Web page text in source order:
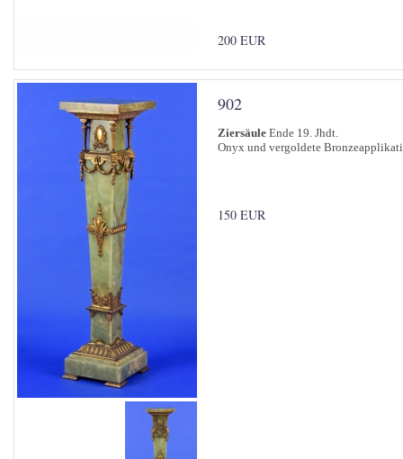
200 EUR
902
Ziersäule Ende 19. Jhdt.
Onyx und vergoldete
150 EUR